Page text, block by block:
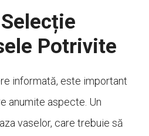
Potrivite
informată, este important
anumite aspecte. Un
vaselor, care trebuie să